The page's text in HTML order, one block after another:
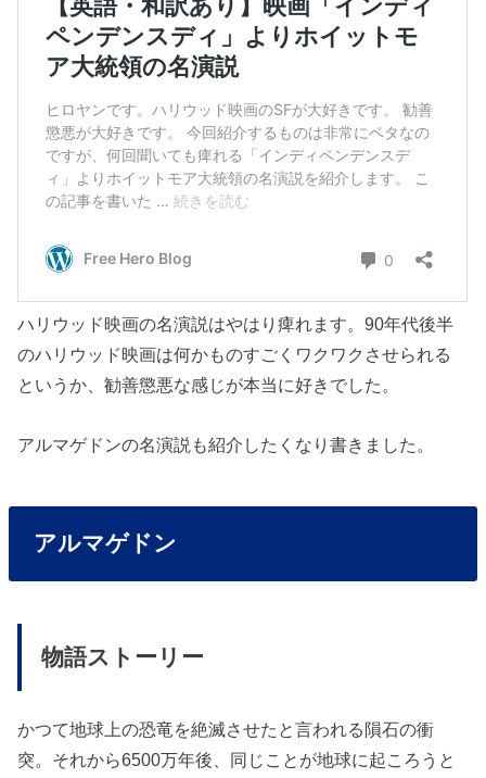
ハリウッド映画の名演説はやはり痺れます。90年代後半
のハリウッド映画は何かものすごくワクワクさせられる
というか、勧善懲悪な感じが本当に好きでした。
アルマゲドンの名演説も紹介したくなり書きました。
アルマゲドン
物語ストーリー
かつて地球上の恐竜を絶滅させたと言われる隕石の衝
突。それから6500万年後、同じことが地球に起ころうと